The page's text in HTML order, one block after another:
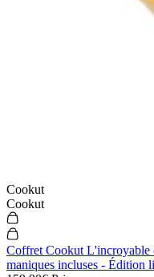
Cookut
Cookut
Coffret Cookut L'incroyable
maniques incluses - Édition